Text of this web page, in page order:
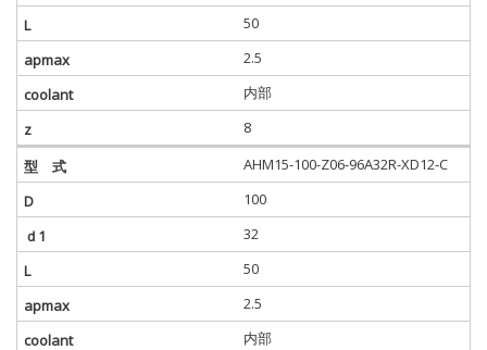
50
2.5
内部
8
AHM15-100-Z06-96A32R-XD12-C
100
32
50
2.5
内部